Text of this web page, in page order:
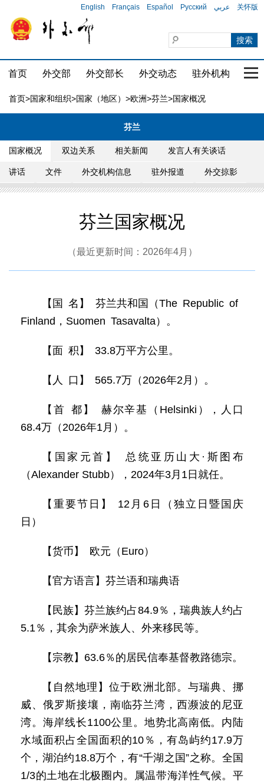
English Français Español Русский عربي 关怀版
首页 外交部 外交部长 外交动态 驻外机构 国
首页>国家和组织>国家（地区） >欧洲>芬兰>国家概况
芬兰
国家概况 双边关系 相关新闻 发言人有关谈话
讲话 文件 外交机构信息 驻外报道 外交掠影
芬兰国家概况
（最近更新时间：2026年4月）
【国 名】 芬兰共和国（The Republic of
Finland，Suomen Tasavalta）。
【面 积】 33.8万平方公里。
【人 口】 565.7万（2026年2月）。
【首 都】 赫尔辛基（Helsinki），人口
68.4万（2026年1月）。
【国家元首】 总统亚历山大·斯图布
（Alexander Stubb），2024年3月1日就任。
【重要节日】 12月6日（独立日暨国庆
日）
【货币】 欧元（Euro）
【官方语言】芬兰语和瑞典语
【民族】芬兰族约占84.9％，瑞典族人约占
5.1％，其余为萨米族人、外来移民等。
【宗教】63.6％的居民信奉基督教路德宗。
【自然地理】位于欧洲北部。与瑞典、挪
威、俄罗斯接壤，南临芬兰湾，西濒波的尼亚
湾。海岸线长1100公里。地势北高南低。内陆
水域面积占全国面积的10％，有岛屿约17.9万
个，湖泊约18.8万个，有“千湖之国”之称。全国
1/3的土地在北极圈内。属温带海洋性气候。平